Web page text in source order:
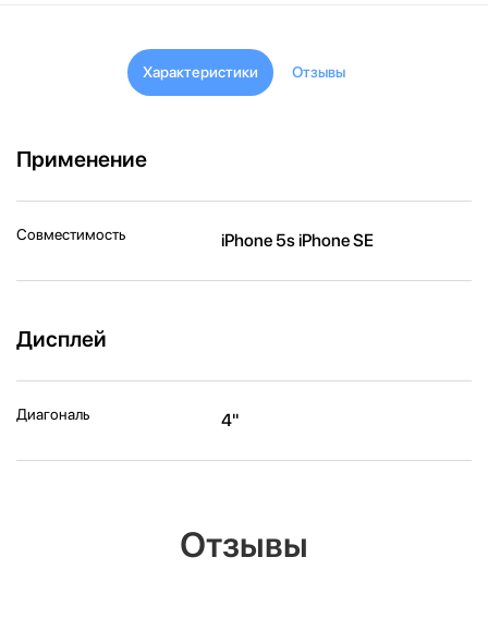
Характеристики Отзывы
Применение
Совместимость iPhone 5s iPhone SE
Дисплей
Диагональ 4''
Отзывы